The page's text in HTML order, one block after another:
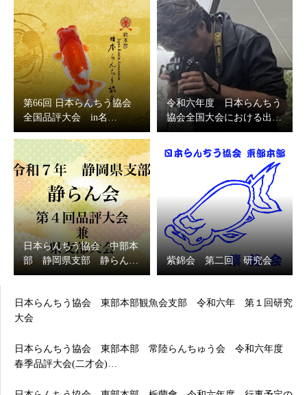
第66回 日本らんちう協会
全国品評大会 in名…
令和六年度 日本らんちう
協会全国大会における出…
日本らんちう協会 中部本
部 静岡県支部 静らん…
紫錦会 第二回 研究会
日本らんちう協会 東部本部観魚会支部 令和六年 第１回研究
大会
日本らんちう協会 東部本部 常陸らんちゅう会 令和六年度
春季品評大会(二才会)…